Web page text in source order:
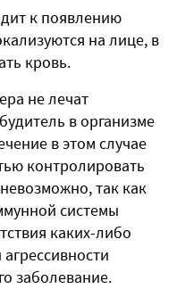
к появлению
на лице, в
кровь.
не лечат
в организме
в этом случае
контролировать
так как
системы
каких-либо
заболевание.